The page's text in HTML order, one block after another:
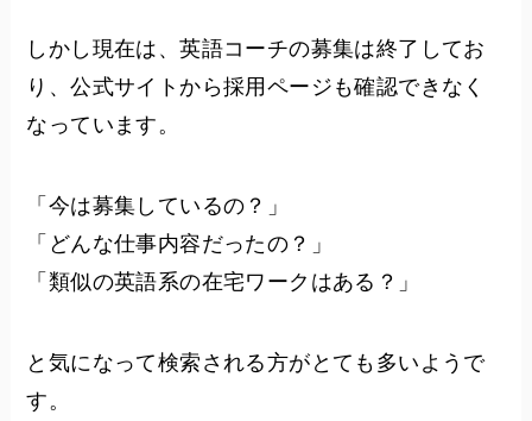
しかし現在は、英語コーチの募集は終了してお
り、公式サイトから採用ページも確認できなく
なっています。
「今は募集しているの？」
「どんな仕事内容だったの？」
「類似の英語系の在宅ワークはある？」
と気になって検索される方がとても多いようで
す。